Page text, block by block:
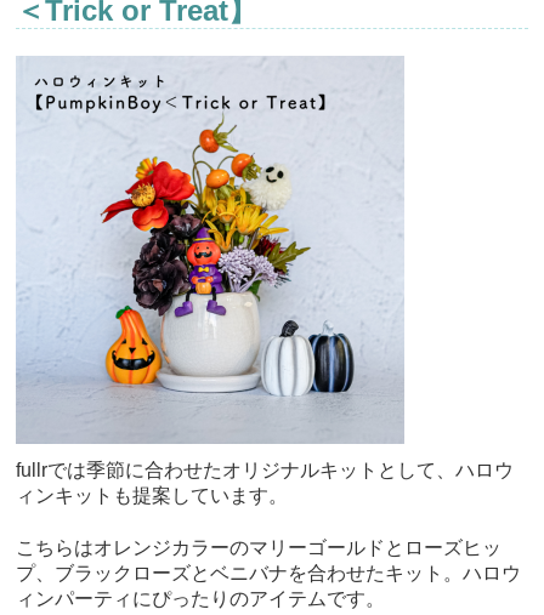
＜Trick or Treat】
fullrでは季節に合わせたオリジナルキットとして、ハロウ
ィンキットも提案しています。
こちらはオレンジカラーのマリーゴールドとローズヒッ
プ、ブラックローズとベニバナを合わせたキット。ハロウ
ィンパーティにぴったりのアイテムです。